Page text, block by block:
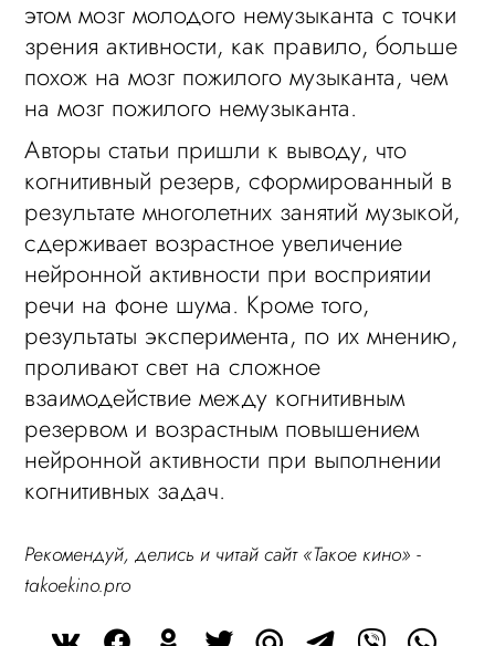
этом мозг молодого немузыканта с точки
зрения активности, как правило, больше
похож на мозг пожилого музыканта, чем
на мозг пожилого немузыканта.
Авторы статьи пришли к выводу, что
когнитивный резерв, сформированный в
результате многолетних занятий музыкой,
сдерживает возрастное увеличение
нейронной активности при восприятии
речи на фоне шума. Кроме того,
результаты эксперимента, по их мнению,
проливают свет на сложное
взаимодействие между когнитивным
резервом и возрастным повышением
нейронной активности при выполнении
когнитивных задач.
Рекомендуй, делись и читай сайт «Такое кино» -
takoekino.pro